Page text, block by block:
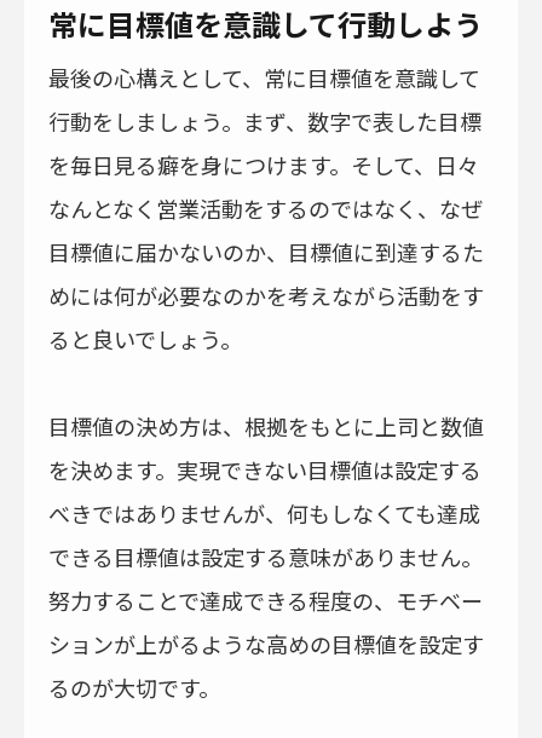
常に目標値を意識して行動しよう
最後の心構えとして、常に目標値を意識して
行動をしましょう。まず、数字で表した目標
を毎日見る癖を身につけます。そして、日々
なんとなく営業活動をするのではなく、なぜ
目標値に届かないのか、目標値に到達するた
めには何が必要なのかを考えながら活動をす
ると良いでしょう。
目標値の決め方は、根拠をもとに上司と数値
を決めます。実現できない目標値は設定する
べきではありませんが、何もしなくても達成
できる目標値は設定する意味がありません。
努力することで達成できる程度の、モチベー
ションが上がるような高めの目標値を設定す
るのが大切です。